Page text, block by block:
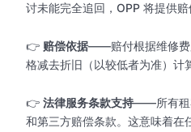
讨未能完全追回，OPP 将提供赔
👉 赔偿依据——赔付根据维修费
格减去折旧（以较低者为准）计
👉 法律服务条款支持——所有租
和第三方赔偿条款。这意味着在